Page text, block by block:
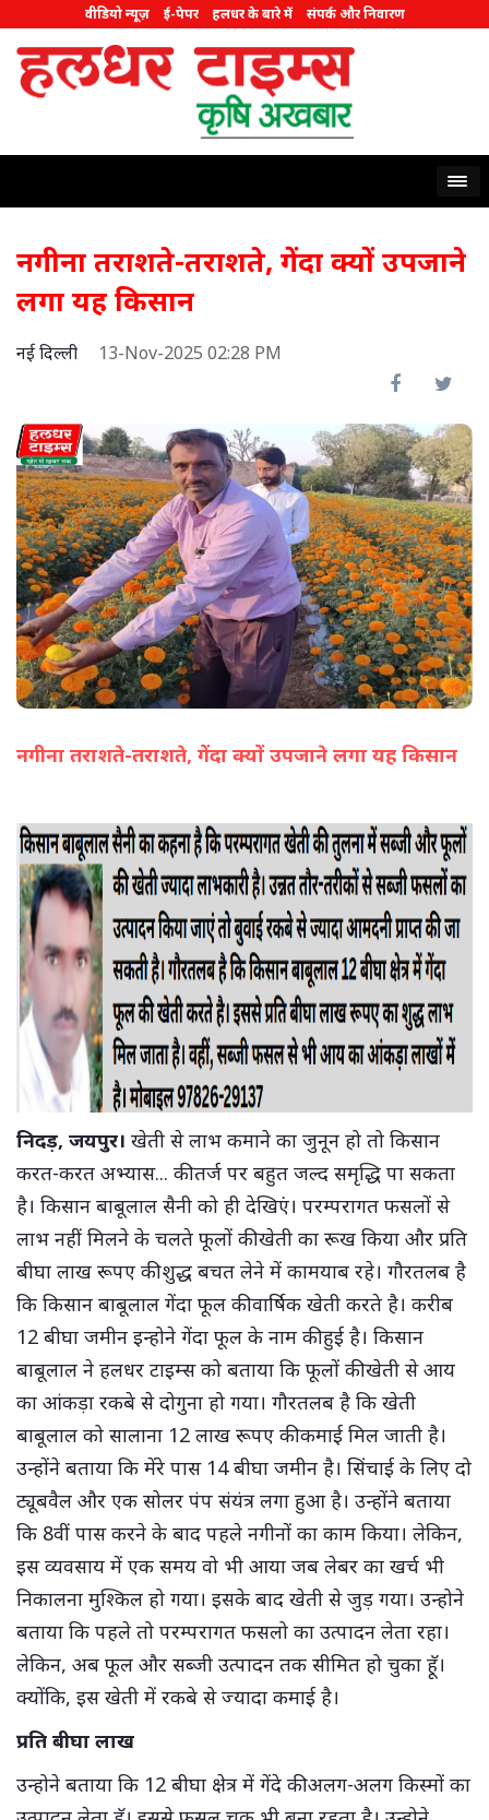
वीडियो न्यूज़ ई-पेपर हलधर के बारे में संपर्क और निवारण
नगीना तराशते-तराशते, गेंदा क्यों उपजाने
लगा यह किसान
नई दिल्ली 13-Nov-2025 02:28 PM
नगीना तराशते-तराशते, गेंदा क्यों उपजाने लगा यह किसान
निदड़, जयपुर। खेती से लाभ कमाने का जुनून हो तो किसान
करत-करत अभ्यास... की तर्ज पर बहुत जल्द समृद्धि पा सकता
है। किसान बाबूलाल सैनी को ही देखिएं। परम्परागत फसलों से
लाभ नहीं मिलने के चलते फूलों की खेती का रूख किया और प्रति
बीघा लाख रूपए की शुद्ध बचत लेने में कामयाब रहे। गौरतलब है
कि किसान बाबूलाल गेंदा फूल की वार्षिक खेती करते है। करीब
12 बीघा जमीन इन्होने गेंदा फूल के नाम की हुई है। किसान
बाबूलाल ने हलधर टाइम्स को बताया कि फूलों की खेती से आय
का आंकड़ा रकबे से दोगुना हो गया। गौरतलब है कि खेती
बाबूलाल को सालाना 12 लाख रूपए की कमाई मिल जाती है।
उन्होंने बताया कि मेंरे पास 14 बीघा जमीन है। सिंचाई के लिए दो
ट्यूबवैल और एक सोलर पंप संयंत्र लगा हुआ है। उन्होंने बताया
कि 8वीं पास करने के बाद पहले नगीनों का काम किया। लेकिन,
इस व्यवसाय में एक समय वो भी आया जब लेबर का खर्च भी
निकालना मुश्किल हो गया। इसके बाद खेती से जुड़ गया। उन्होने
बताया कि पहले तो परम्परागत फसलो का उत्पादन लेता रहा।
लेकिन, अब फूल और सब्जी उत्पादन तक सीमित हो चुका हॅू।
क्योंकि, इस खेती में रकबे से ज्यादा कमाई है।
प्रति बीघा लाख
उन्होने बताया कि 12 बीघा क्षेत्र में गेंदे की अलग-अलग किस्मों का